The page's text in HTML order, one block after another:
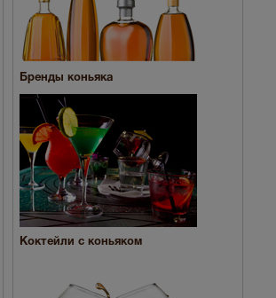
Бренды коньяка
Коктейли с коньяком